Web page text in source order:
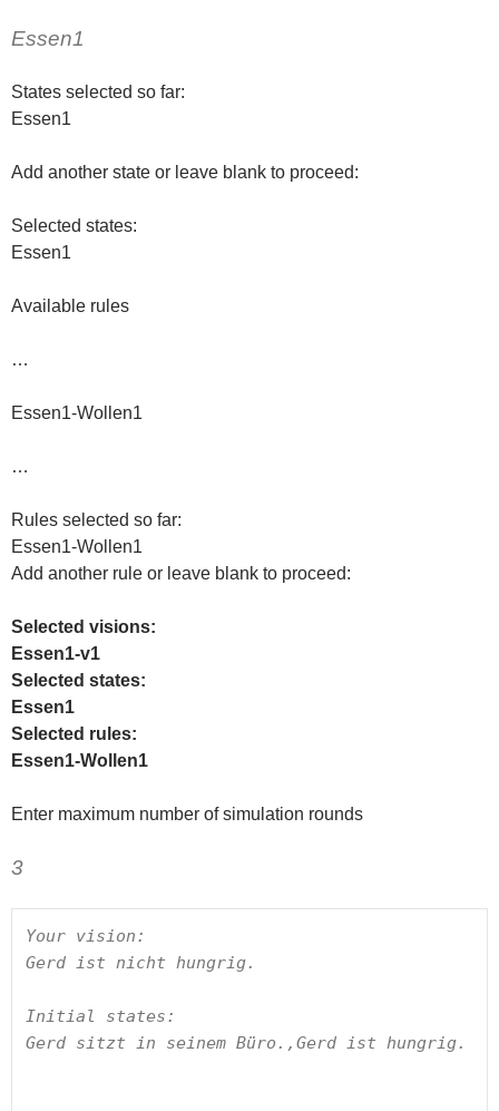
Essen1
States selected so far:
Essen1
Add another state or leave blank to proceed:
Selected states:
Essen1
Available rules
…
Essen1-Wollen1
…
Rules selected so far:
Essen1-Wollen1
Add another rule or leave blank to proceed:
Selected visions:
Essen1-v1
Selected states:
Essen1
Selected rules:
Essen1-Wollen1
Enter maximum number of simulation rounds
3
Your vision:
Gerd ist nicht hungrig.
Initial states:
Gerd sitzt in seinem Büro.,Gerd ist hungrig.